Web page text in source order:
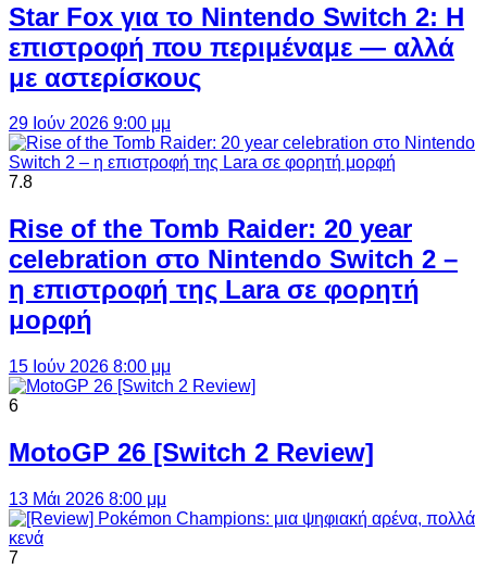
Star Fox για το Nintendo Switch 2: Η
επιστροφή που περιμέναμε — αλλά
με αστερίσκους
29 Ιούν 2026 9:00 μμ
7.8
Rise of the Tomb Raider: 20 year
celebration στο Nintendo Switch 2 –
η επιστροφή της Lara σε φορητή
μορφή
15 Ιούν 2026 8:00 μμ
6
MotoGP 26 [Switch 2 Review]
13 Μάι 2026 8:00 μμ
7